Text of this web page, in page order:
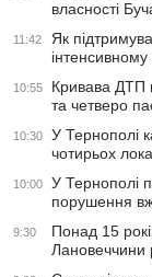
власності
11:42
Як
10:55
Кривава ДТП
та четверо
10:30
У Тернополі
чотирьох
10:00
У Тернополі
порушення
9:30
Понад 15
Лановеччини